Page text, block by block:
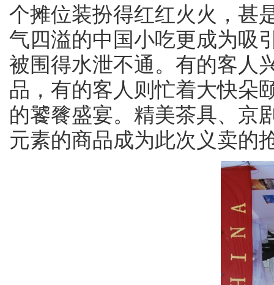
个摊位装扮得红红火火，甚
气四溢的中国小吃更成为吸
被围得水泄不通。有的客人
品，有的客人则忙着大快
的饕餮盛宴。精美茶具、京
元素的商品成为此次义卖的